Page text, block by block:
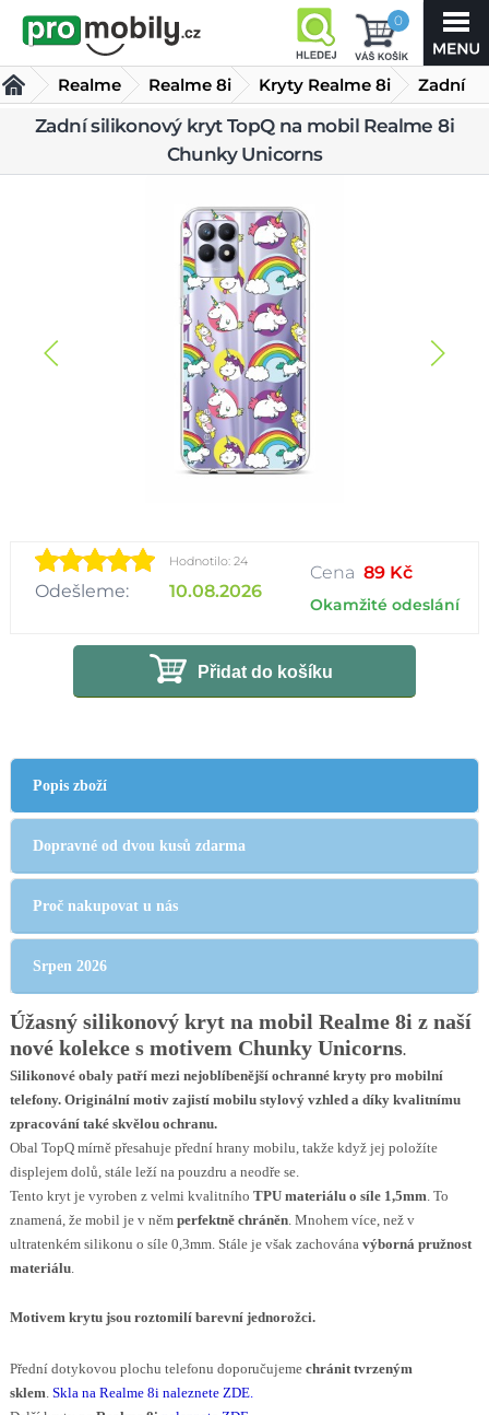
0
Realme Realme 8i Kryty Realme 8i Zadní
silikonový kryt TopQ na mobil Realme 8i Chunky Unicorns
Zadní silikonový kryt TopQ na mobil Realme 8i
Chunky Unicorns
Hodnotilo: 24
Odešleme: 10.08.2026
Cena 89 Kč
Okamžité odeslání
Přidat do košíku
Popis zboží
Dopravné od dvou kusů zdarma
Proč nakupovat u nás
Srpen 2026
Úžasný silikonový kryt na mobil Realme 8i z naší
nové kolekce s motivem Chunky Unicorns.
Silikonové obaly patří mezi nejoblíbenější ochranné kryty pro mobilní
telefony. Originální motiv zajistímobilustylový vzhled a díky kvalitnímu
zpracování také skvělou ochranu.
Obal TopQ mírně přesahuje přední hrany mobilu, takže když jej položíte
displejem dolů, stále leží na pouzdru a neodře se.
Tento kryt je vyroben z velmi kvalitního TPU materiálu o síle 1,5mm. To
znamená, že mobil je v němperfektně chráněn. Mnohem více, než v
ultratenkém silikonu o síle 0,3mm. Stále je však zachována výborná pružnost
materiálu.
Motivem krytu jsou roztomilí barevní jednorožci.
Přední dotykovou plochu telefonu doporučujeme chránit tvrzeným
sklem. Skla na Realme 8i naleznete ZDE.